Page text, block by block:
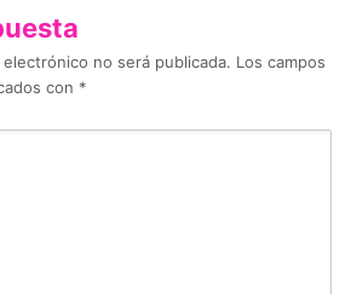
no será publicada. Los campos
con *